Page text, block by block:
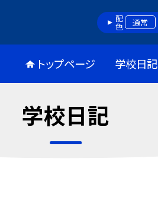
配色 通常
トップページ 学校日記
学校日記